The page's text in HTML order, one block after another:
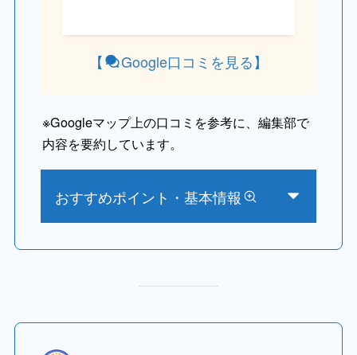
【 Google口コミを見る】
※Googleマップ上の口コミを参考に、編集部で
内容を要約しています。
おすすめポイント・基本情報